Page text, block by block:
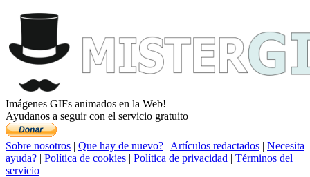
Imágenes GIFs animados en la Web!
Ayudanos a seguir con el servicio gratuito
Sobre nosotros | Que hay de nuevo? | Artículos redactados | Necesita
ayuda? | Política de cookies | Política de privacidad | Términos del
servicio